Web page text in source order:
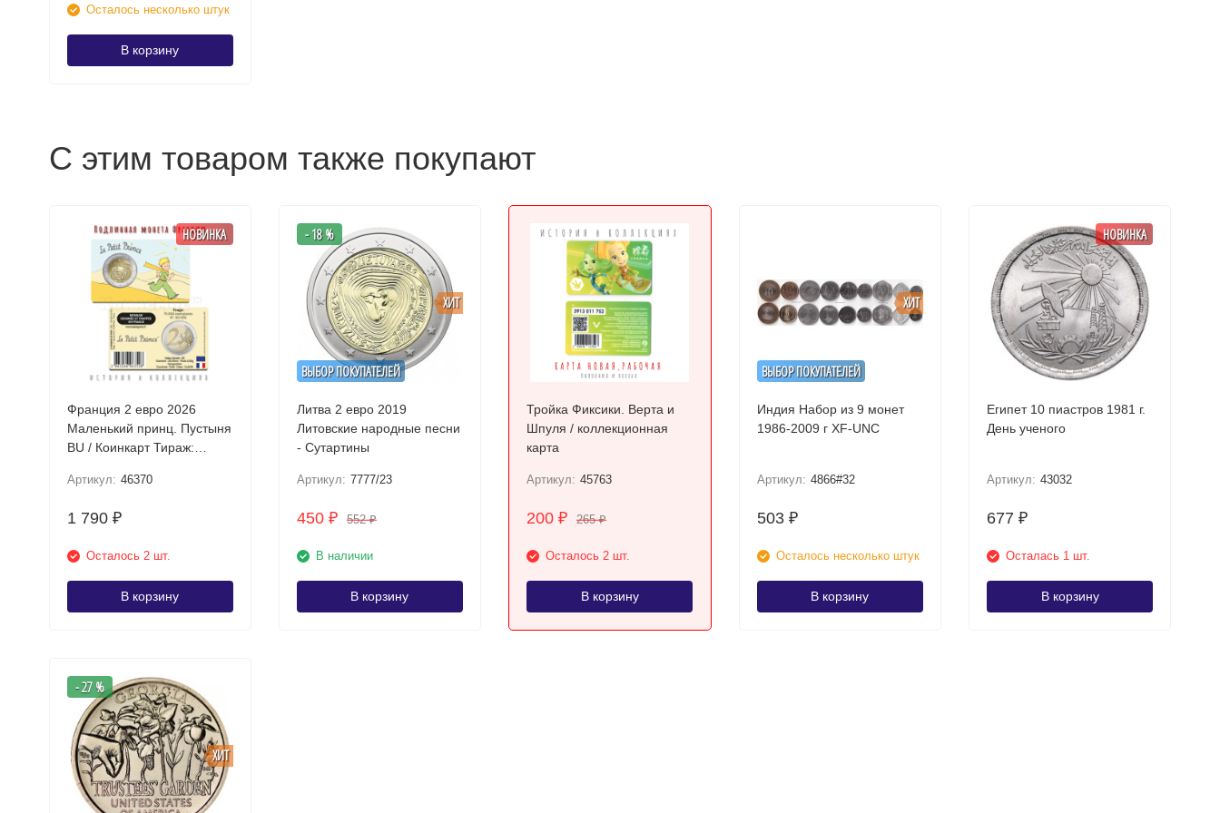
Осталось несколько штук
В корзину
С этим товаром также покупают
НОВИНКА
Франция 2 евро 2026
Маленький принц. Пустыня
BU / Коинкарт Тираж:
Артикул: 46370
1 790 ₽
Осталось 2 шт.
В корзину
ВЫБОР ПОКУПАТЕЛЕЙ
ХИТ
- 18 %
Литва 2 евро 2019
Литовские народные песни
- Сутартины
Артикул: 7777/23
450 ₽ 552₽
В наличии
В корзину
Тройка Фиксики. Верта и
Шпуля / коллекционная
карта
Артикул: 45763
200₽ 265₽
Осталось 2 шт.
В корзину
ВЫБОР ПОКУПАТЕЛЕЙ
ХИТ
Индия Набор из 9 монет
1986-2009 г XF-UNC
Артикул: 4866#32
503 ₽
Осталось несколько штук
В корзину
НОВИНКА
Египет 10 пиастров 1981 г.
День ученого
Артикул: 43032
677₽
Осталась 1 шт.
В корзину
ХИТ
- 27 %